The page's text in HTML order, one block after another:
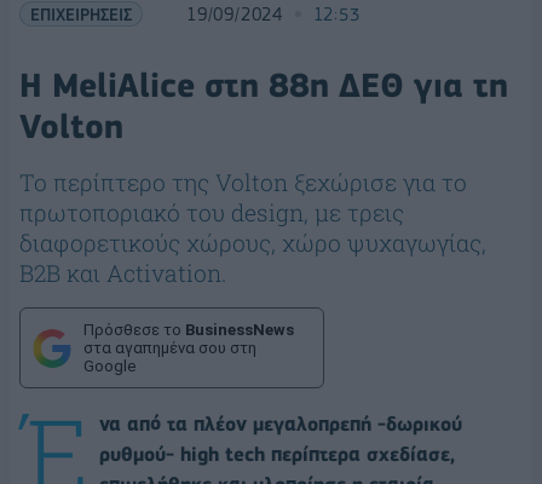
ΕΠΙΧΕΙΡΗΣΕΙΣ 19/09/2024 12:53
Η MeliAlice στη 88η ΔΕΘ για τη
Volton
Το περίπτερο της Volton ξεχώρισε για το
πρωτοποριακό του design, με τρεις
διαφορετικούς χώρους, χώρο ψυχαγωγίας,
B2B και Activation.
Πρόσθεσε το BusinessNews
στα αγαπημένα σου στη
Google
Έ
να από τα πλέον μεγαλοπρεπή -δωρικού
ρυθμού- high tech περίπτερα σχεδίασε,